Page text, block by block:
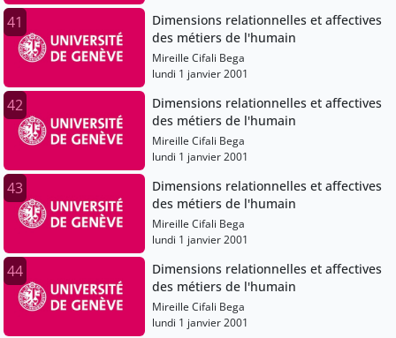
41
Dimensions relationnelles et affectives
des métiers de l'humain
Mireille Cifali Bega
lundi 1 janvier 2001
42
Dimensions relationnelles et affectives
des métiers de l'humain
Mireille Cifali Bega
lundi 1 janvier 2001
43
Dimensions relationnelles et affectives
des métiers de l'humain
Mireille Cifali Bega
lundi 1 janvier 2001
44
Dimensions relationnelles et affectives
des métiers de l'humain
Mireille Cifali Bega
lundi 1 janvier 2001